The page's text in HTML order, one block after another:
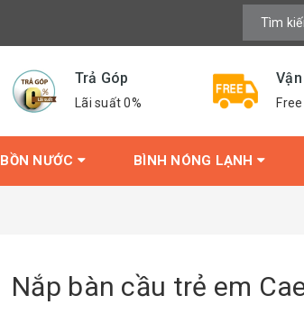
Trả Góp
Lãi suất 0%
BỒN NƯỚC BÌNH NÓNG LẠNH
Nắp bàn cầu trẻ em